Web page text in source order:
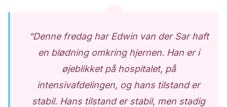
“Denne fredag har Edwin van der Sar haft
en blødning omkring hjernen. Han er i
øjeblikket på hospitalet, på
intensivafdelingen, og hans tilstand er
stabil. Hans tilstand er stabil, men stadig